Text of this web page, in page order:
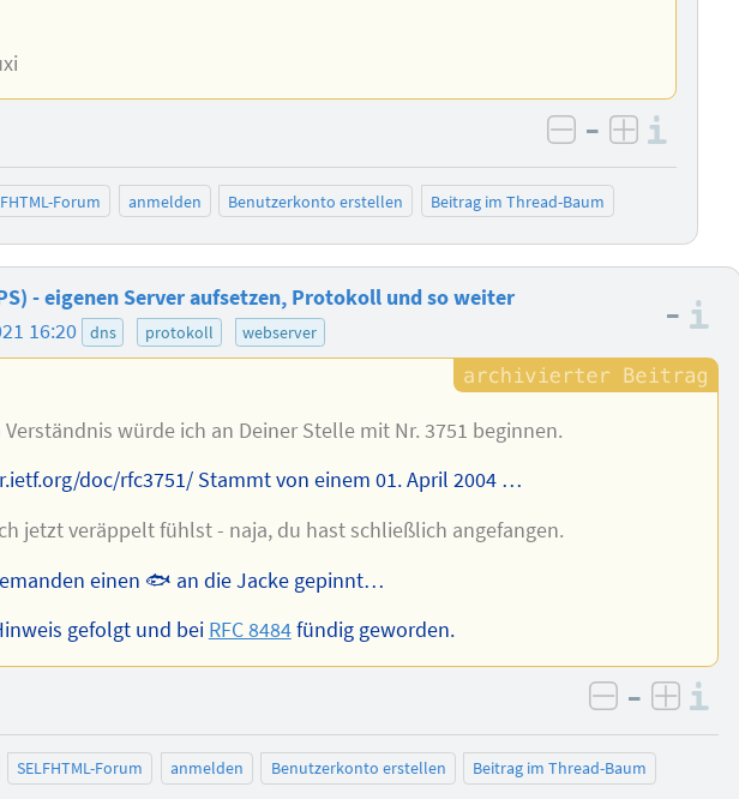
negativ
– positiv
Forum anmelden Benutzerkonto erstellen Beitrag im Thread-Baum
- eigenen Server aufsetzen, Protokoll und so weiter
16:20 dns protokoll webserver –
würde ich an Deiner Stelle mit Nr. 3751 beginnen.
doc/rfc3751/ Stammt von einem 01. April 2004 …
jetzt veräppelt fühlst - naja, du hast schließlich angefangen.
einen 🐟 an die Jacke gepinnt…
gefolgt und bei RFC 8484fündig geworden.
negativ
–
SELFHTML-Forum anmelden Benutzerkonto erstellen Beitrag im Thread-Baum